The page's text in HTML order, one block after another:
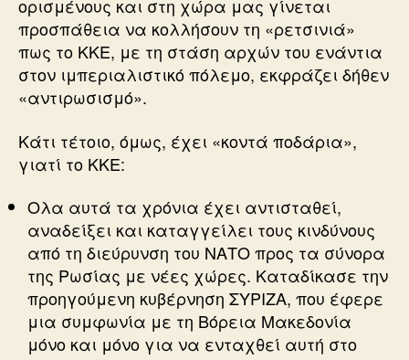
ορισμένους και στη χώρα μας γίνεται
προσπάθεια να κολλήσουν τη «ρετσινιά»
πως το ΚΚΕ, με τη στάση αρχών του ενάντια
στον ιμπεριαλιστικό πόλεμο, εκφράζει δήθεν
«αντιρωσισμό».
Κάτι τέτοιο, όμως, έχει «κοντά ποδάρια»,
γιατί το ΚΚΕ:
Ολα αυτά τα χρόνια έχει αντισταθεί,
αναδείξει και καταγγείλει τους κινδύνους
από τη διεύρυνση του ΝΑΤΟ προς τα σύνορα
της Ρωσίας με νέες χώρες. Καταδίκασε την
προηγούμενη κυβέρνηση ΣΥΡΙΖΑ, που έφερε
μια συμφωνία με τη Βόρεια Μακεδονία
μόνο και μόνο για να ενταχθεί αυτή στο